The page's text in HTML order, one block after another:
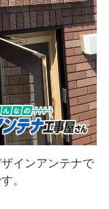
インアンテナで
。